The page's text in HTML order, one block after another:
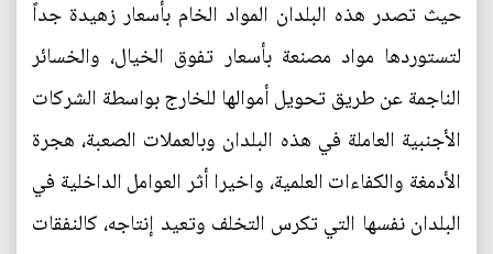
حيث تصدر هذه البلدان المواد الخام بأسعار زهيدة جداً
لتستوردها مواد مصنعة بأسعار تفوق الخيال، والخسائر
الناجمة عن طريق تحويل أموالها للخارج بواسطة الشركات
الأجنبية العاملة في هذه البلدان وبالعملات الصعبة، هجرة
الأدمغة والكفاءات العلمية، واخيرا أثر العوامل الداخلية في
البلدان نفسها التي تكرس التخلف وتعيد إنتاجه، كالنفقات